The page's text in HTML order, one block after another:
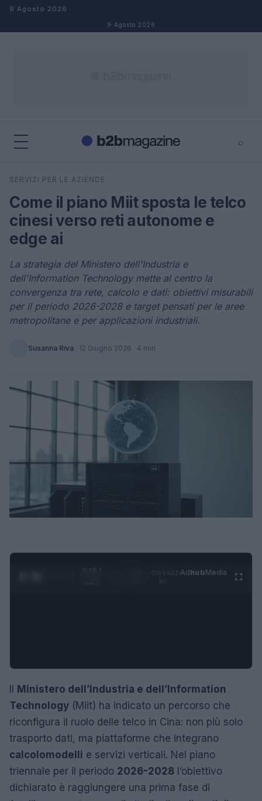
Salta al contenuto
9 Agosto 2026
9 Agosto 2026
⌕
Cerca
SERVIZI PER LE AZIENDE
Come il piano Miit sposta le telco
cinesi verso reti autonome e
edge ai
La strategia del Ministero dell'Industria e
dell'Information Technology mette al centro la
convergenza tra rete, calcolo e dati: obiettivi misurabili
per il periodo 2026-2028 e target pensati per le aree
metropolitane e per applicazioni industriali.
Susanna Riva · 12 Giugno 2026 · 4 min
0:29 /
AdhubMedia
Ministero dell’Industria e dell’Information
Technology (Miit) ha indicato un percorso che
riconfigura il ruolo delle telco in Cina: non più solo
trasporto dati, ma piattaforme che integrano
calcolomodelli e servizi verticali. Nel piano
triennale per il periodo 2026-2028 l’obiettivo
dichiarato è raggiungere una prima fase di